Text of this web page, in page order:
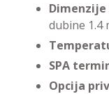
Dimenzije
dubine 1.4
SPA
Opcija